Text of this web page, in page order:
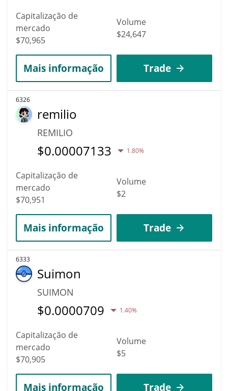
Capitalização de
mercado
$70,965
Volume
$24,647
Mais informação Trade
6326
remilio
REMILIO
$0.00007133 1.80%
Capitalização de
mercado
$70,951
Volume
$2
Mais informação Trade
6333
Suimon
SUIMON
$0.0000709 1.40%
Capitalização de
mercado
$70,905
Volume
$5
Mais informação Trade